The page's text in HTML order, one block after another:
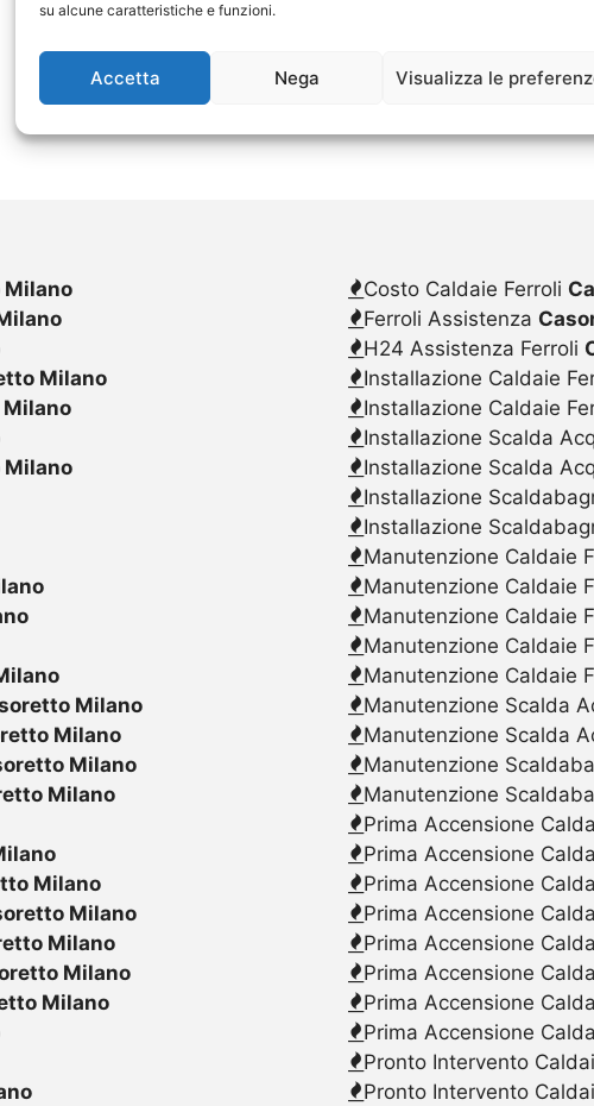
su alcune caratteristiche e funzioni.
Accetta Nega Visualizza le
Milano
Milano
Milano
Milano
Milano
Milano
Milano
Milano
Milano
Milano
Milano
Milano
Costo Caldaie Ferroli
Ferroli Assistenza
H24 Assistenza Ferroli
Installazione Caldaie
Installazione Caldaie
Installazione Scalda
Installazione Scalda
Installazione
Installazione
Manutenzione Caldaie
Manutenzione Caldaie
Manutenzione Caldaie
Manutenzione Caldaie
Manutenzione Caldaie
Manutenzione Scalda
Manutenzione Scalda
Manutenzione
Manutenzione
Prima Accensione
Prima Accensione
Prima Accensione
Prima Accensione
Prima Accensione
Prima Accensione
Prima Accensione
Prima Accensione
Pronto Intervento
Pronto Intervento